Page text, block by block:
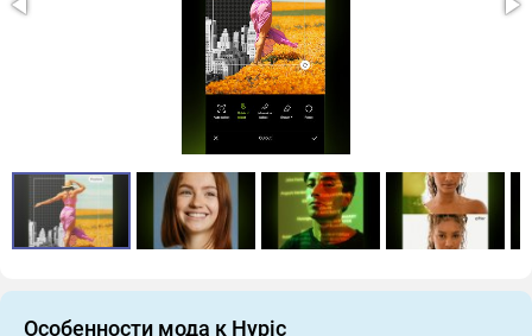
Особенности мода к Hypic